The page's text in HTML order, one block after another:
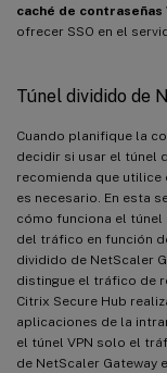
caché de contraseñas
ofrecer SSO en el
Túnel dividido de
Cuando planifique la
decidir si usar el túnel
recomienda que utilice
es necesario. En esta
cómo funciona el túnel
del tráfico en función
dividido de NetScaler
distingue el tráfico de
Citrix Secure Hub
aplicaciones de la
el túnel VPN solo el
de NetScaler